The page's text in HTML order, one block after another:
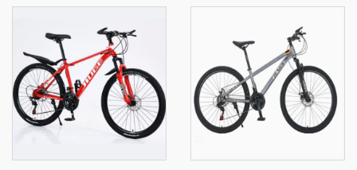
Polegadas com
Velocidade Variável
Carro Moto de Neve
Carro de Estrada
Homens Mulheres
Garfo de Aço Pedal
Comum com
Recolhimento
Disco Duplo,
Velocidade Variável,
Bicicleta para Meninos
e Meninas, Garfo de
Aço